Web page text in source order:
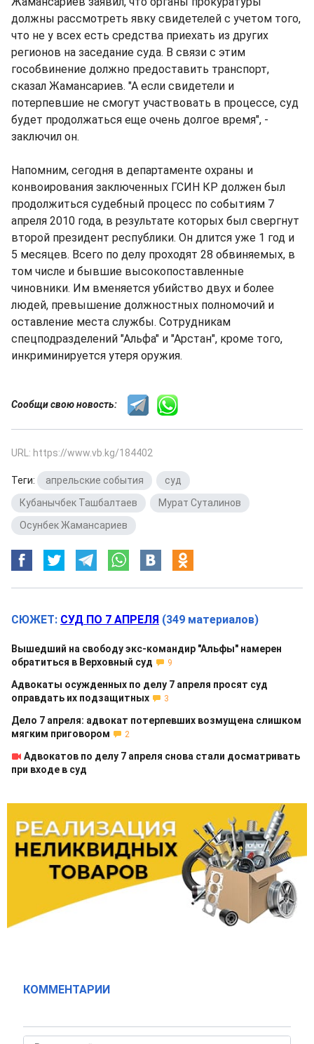
должны рассмотреть явку свидетелей с учетом того,
что не у всех есть средства приехать из других
регионов на заседание суда. В связи с этим
гособвинение должно предоставить транспорт,
сказал Жамансариев. "А если свидетели и
потерпевшие не смогут участвовать в процессе, суд
будет продолжаться еще очень долгое время", -
заключил он.
Напомним, сегодня в департаменте охраны и
конвоирования заключенных ГСИН КР должен был
продолжиться судебный процесс по событиям 7
апреля 2010 года, в результате которых был свергнут
второй президент республики. Он длится уже 1 год и
5 месяцев. Всего по делу проходят 28 обвиняемых, в
том числе и бывшие высокопоставленные
чиновники. Им вменяется убийство двух и более
людей, превышение должностных полномочий и
оставление места службы. Сотрудникам
спецподразделений "Альфа" и "Арстан", кроме того,
инкриминируется утеря оружия.
Сообщи свою новость:
URL: https://www.vb.kg/184402
Теги: апрельские события суд
Кубанычбек Ташбалтаев
Мурат Суталинов
Осунбек Жамансариев
СЮЖЕТ: СУД ПО 7 АПРЕЛЯ (349 материалов)
Вышедший на свободу экс-командир "Альфы" намерен
обратиться в Верховный суд
9
Адвокаты осужденных по делу 7 апреля просят суд
оправдать их подзащитных
3
Дело 7 апреля: адвокат потерпевших возмущена слишком
мягким приговором
2
Адвокатов по делу 7 апреля снова стали досматривать
при входе в суд
КОММЕНТАРИИ